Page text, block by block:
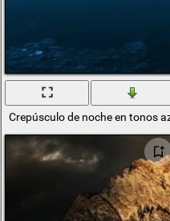
Crepúsculo de noche en tonos